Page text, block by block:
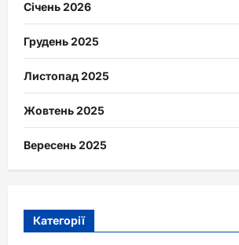
Січень 2026
Грудень 2025
Листопад 2025
Жовтень 2025
Вересень 2025
Категорії